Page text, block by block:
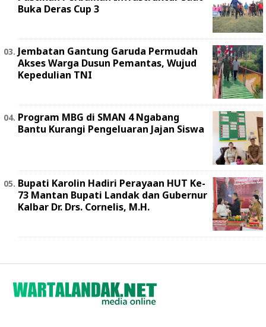
Buka Deras Cup 3
Jembatan Gantung Garuda Permudah
Akses Warga Dusun Pemantas, Wujud
Kepedulian TNI
Program MBG di SMAN 4 Ngabang
Bantu Kurangi Pengeluaran Jajan Siswa
Bupati Karolin Hadiri Perayaan HUT Ke-
73 Mantan Bupati Landak dan Gubernur
Kalbar Dr. Drs. Cornelis, M.H.